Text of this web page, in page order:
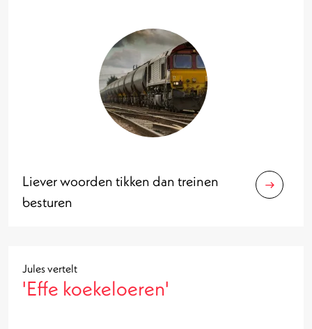
Liever woorden tikken dan treinen
besturen
Jules vertelt
'Effe koekeloeren'